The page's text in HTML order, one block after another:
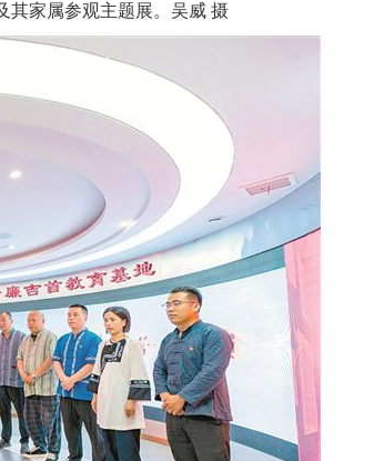
其家属参观主题展。吴威 摄